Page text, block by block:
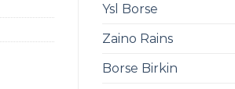
Ysl Borse
Zaino Rains
Borse Birkin